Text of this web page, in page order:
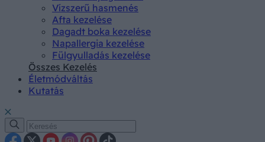
Vízszerű hasmenés
Afta kezelése
Dagadt boka kezelése
Napallergia kezelése
Fülgyulladás kezelése
Összes Kezelés
Életmódváltás
Kutatás